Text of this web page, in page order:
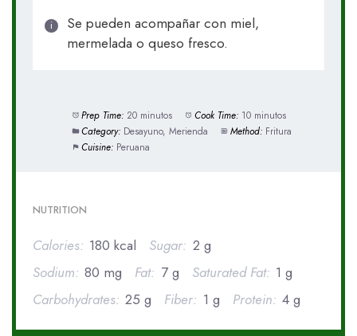
Se pueden acompañar con miel,
mermelada o queso fresco.
Prep Time: 20 minutos Cook Time: 10 minutos
Category: Desayuno, Merienda Method: Fritura
Cuisine: Peruana
NUTRITION
Calories: 180 kcal Sugar: 2 g
Sodium: 80 mg Fat: 7 g Saturated Fat: 1 g
Carbohydrates: 25 g Fiber: 1 g Protein: 4 g